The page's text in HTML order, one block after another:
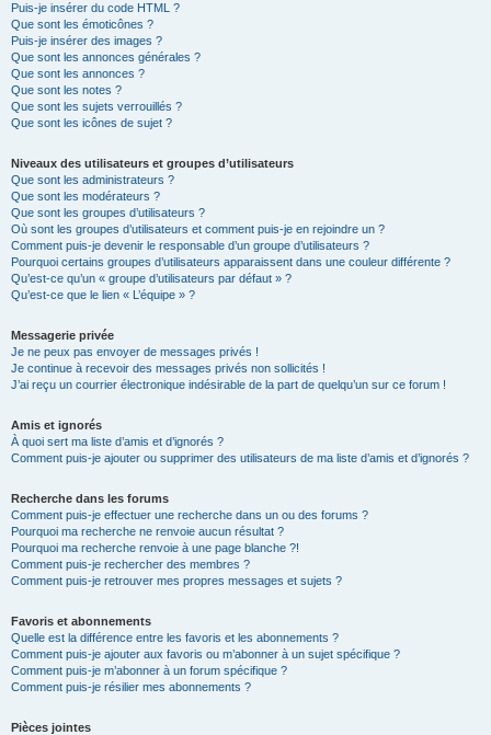
Puis-je insérer du code HTML ?
Que sont les émoticônes ?
Puis-je insérer des images ?
Que sont les annonces générales ?
Que sont les annonces ?
Que sont les notes ?
Que sont les sujets verrouillés ?
Que sont les icônes de sujet ?
Niveaux des utilisateurs et groupes d’utilisateurs
Que sont les administrateurs ?
Que sont les modérateurs ?
Que sont les groupes d’utilisateurs ?
Où sont les groupes d’utilisateurs et comment puis-je en rejoindre un ?
Comment puis-je devenir le responsable d’un groupe d’utilisateurs ?
Pourquoi certains groupes d’utilisateurs apparaissent dans une couleur différente ?
Qu’est-ce qu’un « groupe d’utilisateurs par défaut » ?
Qu’est-ce que le lien « L’équipe » ?
Messagerie privée
Je ne peux pas envoyer de messages privés !
Je continue à recevoir des messages privés non sollicités !
J’ai reçu un courrier électronique indésirable de la part de quelqu’un sur ce forum !
Amis et ignorés
À quoi sert ma liste d’amis et d’ignorés ?
Comment puis-je ajouter ou supprimer des utilisateurs de ma liste d’amis et d’ignorés ?
Recherche dans les forums
Comment puis-je effectuer une recherche dans un ou des forums ?
Pourquoi ma recherche ne renvoie aucun résultat ?
Pourquoi ma recherche renvoie à une page blanche ?!
Comment puis-je rechercher des membres ?
Comment puis-je retrouver mes propres messages et sujets ?
Favoris et abonnements
Quelle est la différence entre les favoris et les abonnements ?
Comment puis-je ajouter aux favoris ou m’abonner à un sujet spécifique ?
Comment puis-je m’abonner à un forum spécifique ?
Comment puis-je résilier mes abonnements ?
Pièces jointes